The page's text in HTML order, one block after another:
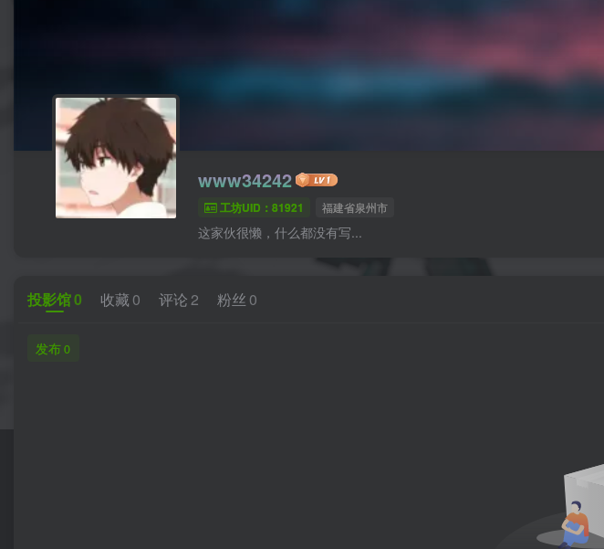
www34242
工坊UID：81921 福建省泉州市
这家伙很懒，什么都没有写...
投影馆0 收藏 0 评论2 粉丝 0
发布0